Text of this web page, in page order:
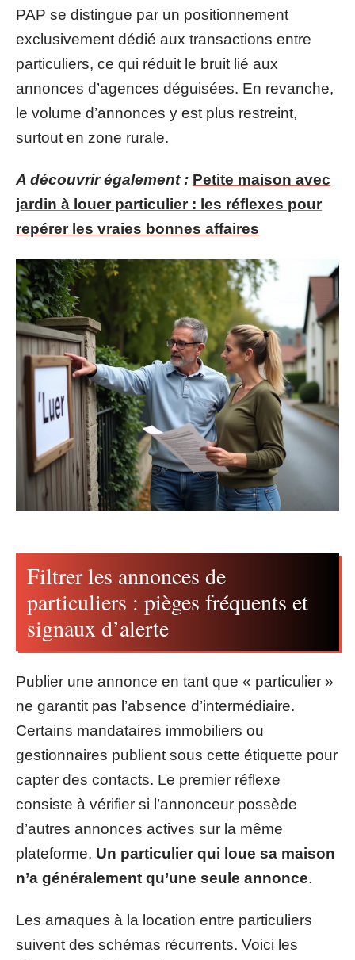
PAP se distingue par un positionnement
exclusivement dédié aux transactions entre
particuliers, ce qui réduit le bruit lié aux
annonces d’agences déguisées. En revanche,
le volume d’annonces y est plus restreint,
surtout en zone rurale.
A découvrir également : Petite maison avec
jardin à louer particulier : les réflexes pour
repérer les vraies bonnes affaires
Filtrer les annonces de
particuliers : pièges fréquents et
signaux d’alerte
Publier une annonce en tant que « particulier »
ne garantit pas l’absence d’intermédiaire.
Certains mandataires immobiliers ou
gestionnaires publient sous cette étiquette pour
capter des contacts. Le premier réflexe
consiste à vérifier si l’annonceur possède
d’autres annonces actives sur la même
plateforme. Un particulier qui loue sa maison
n’a généralement qu’une seule annonce.
Les arnaques à la location entre particuliers
suivent des schémas récurrents. Voici les